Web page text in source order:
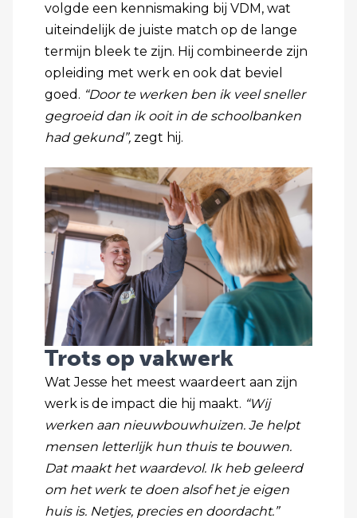
volgde een kennismaking bij VDM, wat
uiteindelijk de juiste match op de lange
termijn bleek te zijn. Hij combineerde zijn
opleiding met werk en ook dat beviel
goed. “Door te werken ben ik veel sneller
gegroeid dan ik ooit in de schoolbanken
had gekund”, zegt hij.
Trots op vakwerk
Wat Jesse het meest waardeert aan zijn
werk is de impact die hij maakt. “Wij
werken aan nieuwbouwhuizen. Je helpt
mensen letterlijk hun thuis te bouwen.
Dat maakt het waardevol. Ik heb geleerd
om het werk te doen alsof het je eigen
huis is. Netjes, precies en doordacht.”